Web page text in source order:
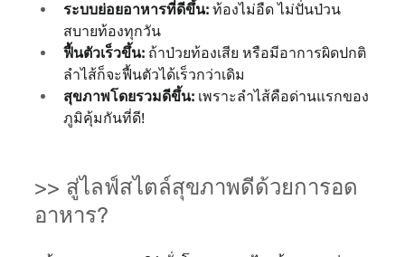
ระบบย่อยอาหารที่ดีขึ้น: ท้องไม่อืด ไม่ปั่นป่วน
สบายท้องทุกวัน
ฟื้นตัวเร็วขึ้น: ถ้าป่วยท้องเสีย หรือมีอาการผิดปกติ
ลำไส้ก็จะฟื้นตัวได้เร็วกว่าเดิม
สุขภาพโดยรวมดีขึ้น: เพราะลำไส้คือด่านแรกของ
ภูมิคุ้มกันที่ดี!
>> สู่ไลฟ์สไตล์สุขภาพดีด้วยการอด
อาหาร?